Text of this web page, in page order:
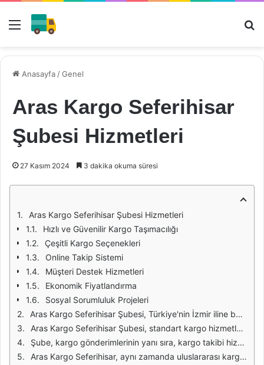
Menü
Anasayfa /Genel
Aras Kargo Seferihisar
Şubesi Hizmetleri
27 Kasım 2024 3 dakika okuma süresi
Aras Kargo Seferihisar Şubesi Hizmetleri
Hızlı ve Güvenilir Kargo Taşımacılığı
Çeşitli Kargo Seçenekleri
Online Takip Sistemi
Müşteri Destek Hizmetleri
Ekonomik Fiyatlandırma
Sosyal Sorumluluk Projeleri
Aras Kargo Seferihisar Şubesi, Türkiye'nin İzmir iline bağlı bir ilçede bulunan önemli bir kargo hizmeti sağlayıcısıdır. Müşterilerine sunduğu geniş hizmet yelpazesi ile hem bireysel hem de kurumsal müşterilere hitap etmektedir. Şube, hızlı ve güvenilir teslimatları ile dikkat çekmekte ve müşteri memnuniyetini ön planda tutmaktadır. Özellikle yaz aylarında yoğunlaşan turistik faaliyetler nedeniyle, Seferihisar'daki kargo talebinin arttığı dönemlerde, Aras Kargo şubesi bu talebe etkili bir şekilde cevap vermektedir.
Aras Kargo Seferihisar Şubesi, standart kargo hizmetlerinin yanı sıra, aynı gün teslimat hizmeti de sunmaktadır. Bu hizmet, acil gönderim gereksinimi olan müşteriler için büyük bir avantaj sağlamaktadır. Müşteriler, yalnızca birkaç saat içinde gönderilerini alıcılarına ulaştırabilirler. Bu hızlı teslimat seçeneği, özellikle iş dünyasında faaliyet gösteren firmalar için önemli bir gereklilik haline gelmiştir.
Şube, kargo gönderimlerinin yanı sıra, kargo takibi hizmeti de sunmaktadır. Müşteriler, gönderim sürecini online olarak takip edebilmekte ve kargolarının nerede olduğunu anlık olarak öğrenebilmektedir. Bu sayede, gönderinin durumu hakkında her zaman bilgi sahibi olma imkanı sağlanmakta ve müşterilerin belirsizlik yaşamaları önlenmektedir.
Aras Kargo Seferihisar, aynı zamanda uluslararası kargo hizmetleri de sunmaktadır. Yurt dışına gönderim yapmak isteyen müşteriler, bu hizmet sayesinde kolayca kargo gönderebilirler. Uluslararası gönderim süreçleri hakkında detaylı bilgi ve destek sağlayan uzman ekip, müşterilerin işlemlerini hızlı ve sorunsuz bir şekilde gerçekleştirmelerine yardımcı olmaktadır.